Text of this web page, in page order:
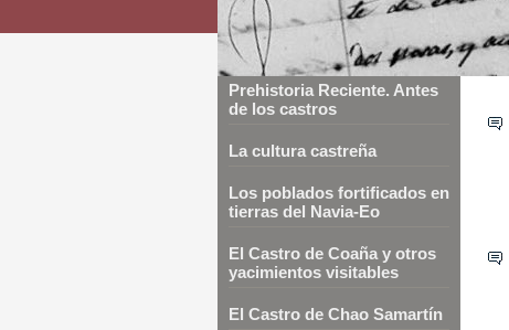
Prehistoria Reciente. Antes
de los castros
La cultura castreña
Los poblados fortificados en
tierras del Navia-Eo
El Castro de Coaña y otros
yacimientos visitables
El Castro de Chao Samartín